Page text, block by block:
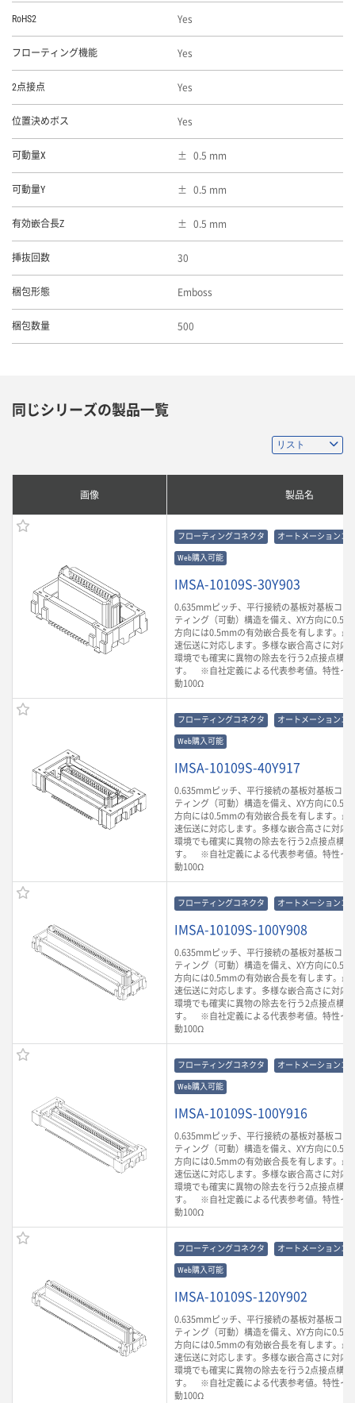
RoHS2 Yes
フローティング機能 Yes
2点接点 Yes
位置決めボス Yes
可動量X 0.5 mm
可動量Y 0.5 mm
有効嵌合長Z 0.5 mm
挿抜回数 30
梱包形態 Emboss
梱包数量 500
同じシリーズの製品一覧
画像 製品名
フローティングコネクタ オートメーションコ
Web購入可能
IMSA-10109S-30Y903
0.635mmピッチ、平行接続の基板対基板コネ
ティング（可動）構造を備え、XY方向に
方向には0.5mmの有効嵌合長を有します。
速伝送に対応します。多様な嵌合高さに対応
環境でも確実に異物の除去を行う2点接点構
す。 ※自社定義による代表参考値。特性イ
動100Ω
フローティングコネクタ オートメーションコ
Web購入可能
IMSA-10109S-40Y917
0.635mmピッチ、平行接続の基板対基板コネ
ティング（可動）構造を備え、XY方向に
方向には0.5mmの有効嵌合長を有します。
速伝送に対応します。多様な嵌合高さに対応
環境でも確実に異物の除去を行う2点接点構
す。 ※自社定義による代表参考値。特性イ
動100Ω
フローティングコネクタ オートメーションコ
IMSA-10109S-100Y908
0.635mmピッチ、平行接続の基板対基板コネ
ティング（可動）構造を備え、XY方向に
方向には0.5mmの有効嵌合長を有します。
速伝送に対応します。多様な嵌合高さに対応
環境でも確実に異物の除去を行う2点接点構
す。 ※自社定義による代表参考値。特性イ
動100Ω
フローティングコネクタ オートメーションコ
Web購入可能
IMSA-10109S-100Y916
0.635mmピッチ、平行接続の基板対基板コネ
ティング（可動）構造を備え、XY方向に
方向には0.5mmの有効嵌合長を有します。
速伝送に対応します。多様な嵌合高さに対応
環境でも確実に異物の除去を行う2点接点構
す。 ※自社定義による代表参考値。特性イ
動100Ω
フローティングコネクタ オートメーションコ
Web購入可能
IMSA-10109S-120Y902
0.635mmピッチ、平行接続の基板対基板コネ
ティング（可動）構造を備え、XY方向に
方向には0.5mmの有効嵌合長を有します。
速伝送に対応します。多様な嵌合高さに対応
環境でも確実に異物の除去を行う2点接点構
す。 ※自社定義による代表参考値。特性イ
動100Ω